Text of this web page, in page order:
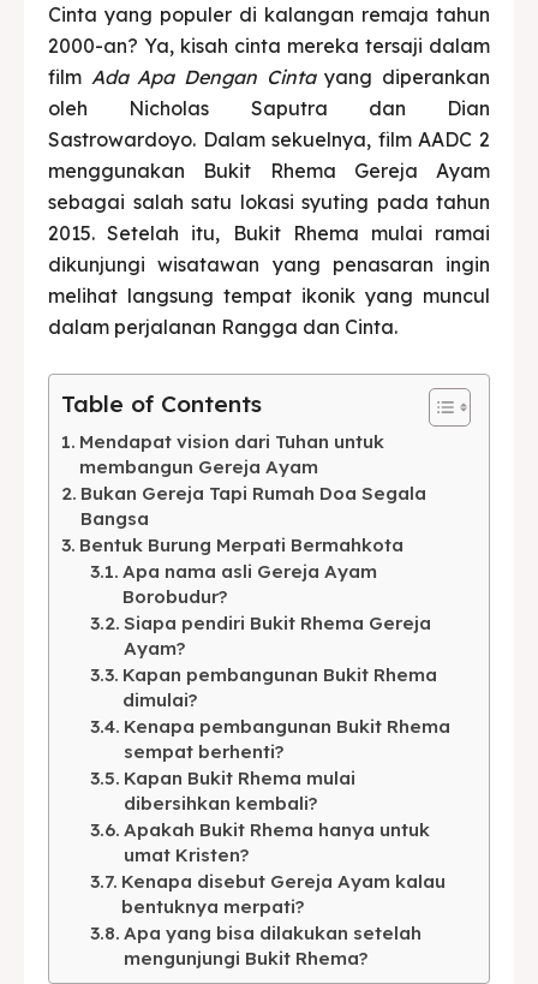
Ruang Meeting
Playground Anak
Katering Magelang
Nasi Box
Cari
Ruang Meeting
Playground Anak
Katering Magelang
Nasi Box
Cari
English 中文 Indonesia
Deutsch
한국어 العربية
Cinta yang populer di kalangan remaja tahun
2000-an? Ya, kisah cinta mereka tersaji dalam
film Ada Apa Dengan Cintayang diperankan
oleh Nicholas Saputra dan Dian
Sastrowardoyo. Dalam sekuelnya, film AADC 2
menggunakan Bukit Rhema Gereja Ayam
sebagai salah satu lokasi syuting pada tahun
2015. Setelah itu, Bukit Rhema mulai ramai
dikunjungi wisatawan yang penasaran ingin
melihat langsung tempat ikonik yang muncul
dalam perjalanan Rangga dan Cinta.
Table of Contents
Mendapat vision dari Tuhan untuk
membangun Gereja Ayam
Bukan Gereja Tapi Rumah Doa Segala
Bangsa
Bentuk Burung Merpati Bermahkota
Apa nama asli Gereja Ayam
Borobudur?
Siapa pendiri Bukit Rhema Gereja
Ayam?
Kapan pembangunan Bukit Rhema
dimulai?
Kenapa pembangunan Bukit Rhema
sempat berhenti?
Kapan Bukit Rhema mulai
dibersihkan kembali?
Apakah Bukit Rhema hanya untuk
umat Kristen?
Kenapa disebut Gereja Ayam kalau
bentuknya merpati?
Apa yang bisa dilakukan setelah
mengunjungi Bukit Rhema?